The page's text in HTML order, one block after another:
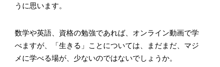
うに思います。
数学や英語、資格の勉強であれば、オンライン動画で学
べますが、「生きる」ことについては、まだまだ、マジ
メに学べる場が、少ないのではないでしょうか。